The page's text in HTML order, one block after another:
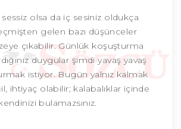
sessiz olsa da iç sesiniz oldukça
gelen bazı düşünceler
çıkabilir. Günlük koşuşturma
duygular şimdi yavaş yavaş
istiyor. Bugün yalnız kalmak
ihtiyaç olabilir; kalabalıklar içinde
bulamazsınız.